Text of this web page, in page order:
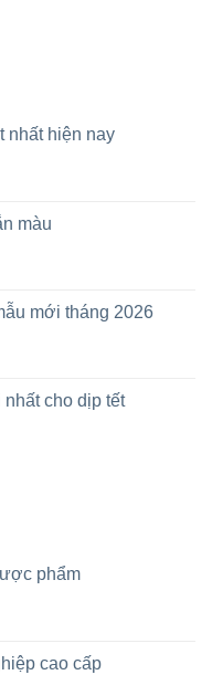
nhất hiện nay
màu
mới tháng 2026
cho dịp tết
phẩm
cao cấp